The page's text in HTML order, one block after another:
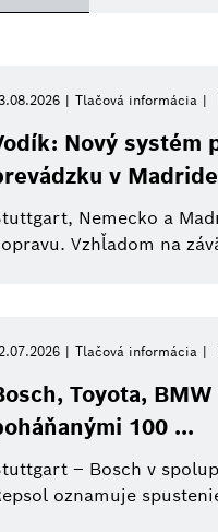
náradie
Intelligence
economy
mobilita
Bosch
Sensortec
Prosím
Prosím
Tento
Tento
Tento rok
Referát
Press Kit
Zavrieť
Tlačová informácia
Nový systém
v Madride
Nemecko a
Vzhľadom na
Tlačová informácia
Toyota,
100 ...
– Bosch v
oznamuje